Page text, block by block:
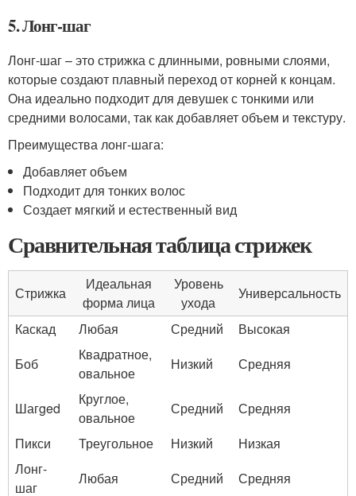
5. Лонг-шаг
Лонг-шаг – это стрижка с длинными, ровными слоями,
которые создают плавный переход от корней к концам.
Она идеально подходит для девушек с тонкими или
средними волосами, так как добавляет объем и текстуру.
Преимущества лонг-шага:
Добавляет объем
Подходит для тонких волос
Создает мягкий и естественный вид
Сравнительная таблица стрижек
Стрижка
Идеальная
форма лица
Уровень
ухода
Универсальность
Каскад
Любая Средний
Высокая
Боб
Квадратное,
овальное
Низкий Средняя
Шагged
Круглое,
овальное
Средний
Средняя
Пикси
Треугольное Низкий
Низкая
Лонг-
шаг
Любая Средний Средняя